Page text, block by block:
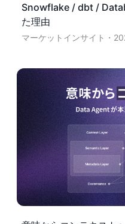
Snowflake / dbt /
た理由
マーケットインサイト